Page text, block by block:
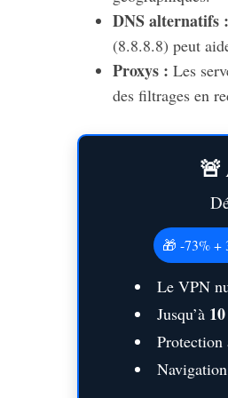
DNS alternatifs :
(8.8.8.8) peut
Proxys : Les
des filtrages en
🎁 -73% +
Le VPN
Jusqu’à
Protection